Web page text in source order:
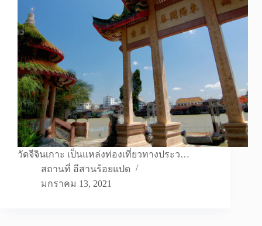
วัดจีจินเกาะ เป็นแหล่งท่องเที่ยวทางประว…
สถานที่ อีสานร้อยแปด
มกราคม 13, 2021